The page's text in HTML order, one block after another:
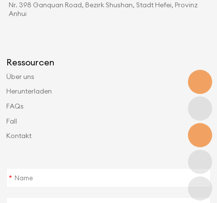
Nr. 398 Ganquan Road, Bezirk Shushan, Stadt Hefei, Provinz
Anhui
Ressourcen
Über uns
Herunterladen
FAQs
Fall
Kontakt
*